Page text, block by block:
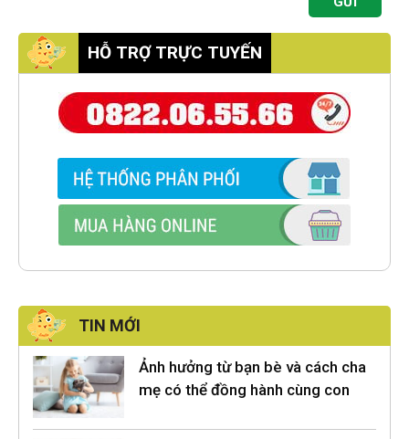
HỖ TRỢ TRỰC TUYẾN
TIN MỚI
Ảnh hưởng từ bạn bè và cách cha
mẹ có thể đồng hành cùng con